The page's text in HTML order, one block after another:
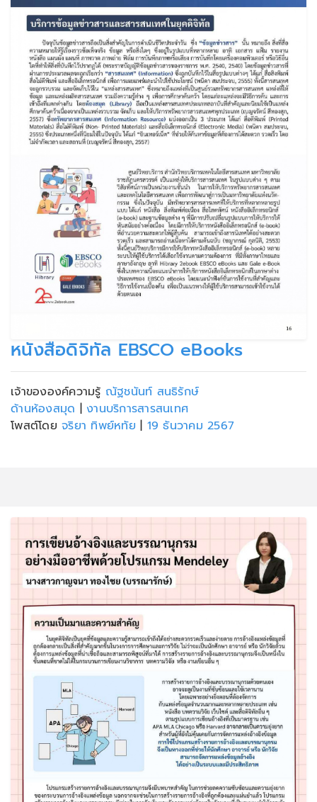
หนังสือดิจิทัล EBSCO eBooks
เจ้าขององค์ความรู้ ณัฐชนันท์ สนธิรักษ์
ด้านห้องสมุด | งานบริการสารสนเทศ
โพสต์โดย จริยา ทิพย์หทัย | 19 ธันวาคม 2567